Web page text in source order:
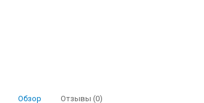
Обзор Отзывы (0)